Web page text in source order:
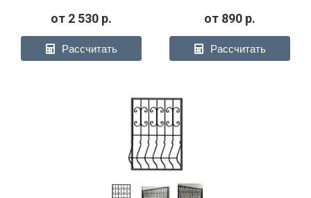
от 2 530 р.
Рассчитать
от 890 р.
Рассчитать